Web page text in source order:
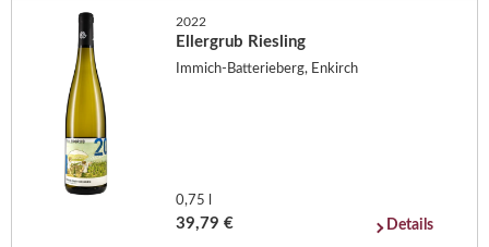
2022
Ellergrub Riesling
Immich-Batterieberg, Enkirch
0,75 l
39,79 € Details